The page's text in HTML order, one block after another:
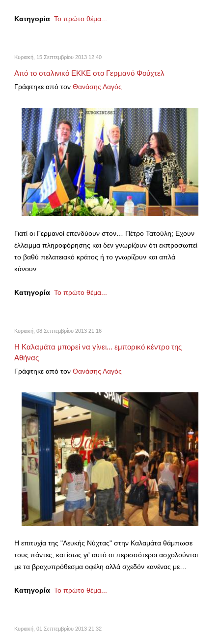
Κατηγορία Το πρώτο θέμα...
Κυριακή, 15 Σεπτεμβρίου 2013 12:40
Από το σταλινικό ΕΚΚΕ στο Γερμανό Φούχτελ
Γράφτηκε από τον Θανάσης Λαγός
Γιατί οι Γερμανοί επενδύουν στον… Πέτρο Τατούλη; Εχουν
έλλειμμα πληροφόρησης και δεν γνωρίζουν ότι εκπροσωπεί
το βαθύ πελατειακό κράτος ή το γνωρίζουν και απλά
κάνουν…
Κατηγορία Το πρώτο θέμα...
Κυριακή, 08 Σεπτεμβρίου 2013 21:16
Η Καλαμάτα μπορεί να γίνει... εμπορικό κέντρο της
Αθήνας
Γράφτηκε από τον Θανάσης Λαγός
Η επιτυχία της "Λευκής Νύχτας" στην Καλαμάτα θάμπωσε
τους πάντες, και ίσως γι' αυτό οι περισσότεροι ασχολούνται
με τα βραχυπρόθεσμα οφέλη αλλά σχεδόν κανένας με…
Κατηγορία Το πρώτο θέμα...
Κυριακή, 01 Σεπτεμβρίου 2013 21:32